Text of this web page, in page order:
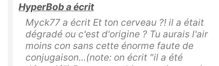
HyperBob a écrit
Myck77 a écrit Et ton cerveau ?! il a était
dégradé ou c'est d'origine ? Tu aurais l'air
moins con sans cette énorme faute de
conjugaison...(note: on écrit "il a été